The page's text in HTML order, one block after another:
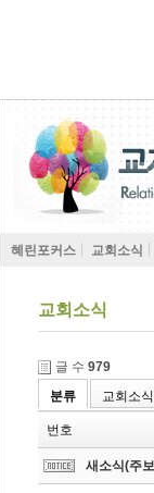
혜린포커스 교회소식
교회소식
글 수 979
분류
교회소식
번호
새소식(주